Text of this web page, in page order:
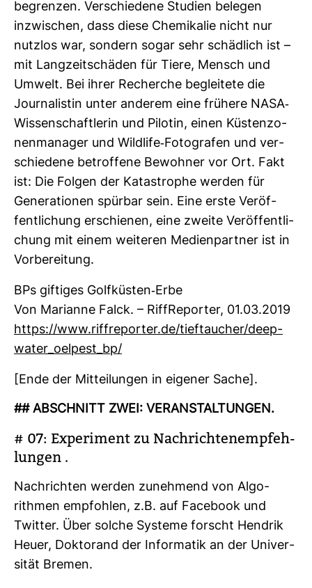
begrenzen. Ver­schie­dene Stu­dien belegen
inzwi­schen, dass diese Che­mi­kalie nicht nur
nutzlos war, son­dern sogar sehr schäd­lich ist –
mit Lang­zeit­schäden für Tiere, Mensch und
Umwelt. Bei ihrer Recherche beglei­tete die
Jour­na­listin unter anderem eine frü­here NASA-​
Wis­sen­schaft­lerin und Pilotin, einen Küs­ten­zo­
nen­ma­nager und Wild­life-​Foto­grafen und ver­
schie­dene betrof­fene Bewohner vor Ort. Fakt
ist: Die Folgen der Kata­strophe werden für
Gene­ra­tionen spürbar sein. Eine erste Ver­öf­
fent­li­chung erschienen, eine zweite Ver­öf­fent­li­
chung mit einem wei­teren Medi­en­partner ist in
Vor­be­rei­tung.
BPs gif­tiges Golf­küsten-​Erbe
Von Mari­anne Falck. – Riff­Re­porter, 01.03.2019
https://www.riff­re­porter.de/tief­tau­cher/deep­
water_oel­pest_bp/
[Ende der Mit­tei­lungen in eigener Sache].
## ABSCHNITT ZWEI: VER­AN­STAL­TUNGEN.
# 07: Expe­ri­ment zu Nach­rich­ten­emp­feh­
lungen .
Nach­richten werden zuneh­mend von Algo­
rithmen emp­fohlen, z.B. auf Face­book und
Twitter. Über solche Sys­teme forscht Hen­drik
Heuer, Dok­to­rand der Infor­matik an der Uni­ver­
sität Bremen.